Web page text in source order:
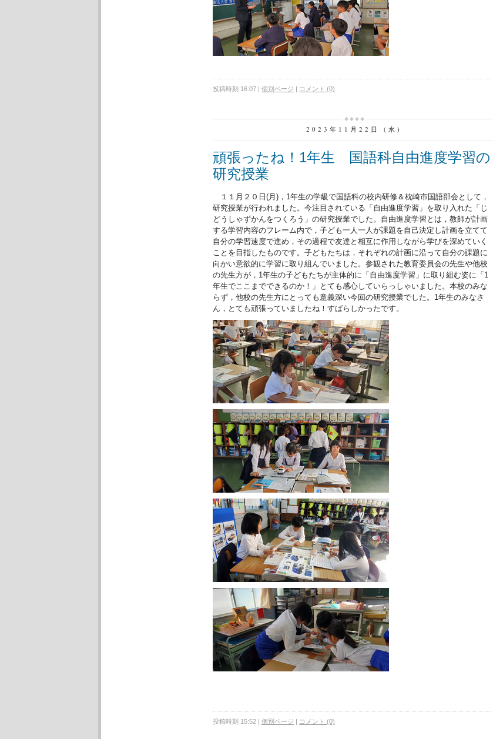
投稿時刻 16:07 | 個別ページ | コメント (0)
2023年11月22日 (水)
頑張ったね！1年生 国語科自由進度学習の
研究授業
１１月２０日(月)，1年生の学級で国語科の校内研修＆枕崎市国語部会として，
研究授業が行われました。今注目されている「自由進度学習」を取り入れた「じ
どうしゃずかんをつくろう」の研究授業でした。自由進度学習とは，教師が計画
する学習内容のフレーム内で，子ども一人一人が課題を自己決定し計画を立てて
自分の学習速度で進め，その過程で友達と相互に作用しながら学びを深めていく
ことを目指したものです。子どもたちは，それぞれの計画に沿って自分の課題に
向かい意欲的に学習に取り組んでいました。参観された教育委員会の先生や他校
の先生方が，1年生の子どもたちが主体的に「自由進度学習」に取り組む姿に「1
年生でここまでできるのか！」とても感心していらっしゃいました。本校のみな
らず，他校の先生方にとっても意義深い今回の研究授業でした。1年生のみなさ
ん，とても頑張っていましたね！すばらしかったです。
投稿時刻 15:52 | 個別ページ | コメント (0)